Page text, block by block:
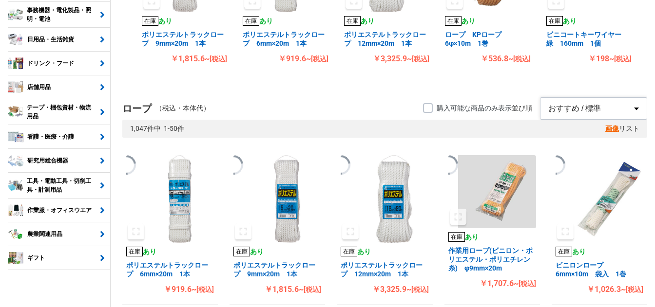
事務機器・電化製品・照
明・電池
日用品・生活雑貨
ドリンク・フード
店舗用品
テープ・梱包資材・物流
用品
看護・医療・介護
研究用総合機器
工具・電動工具・切削工
具・計測用品
作業服・オフィスウエア
農業関連用品
ギフト
在庫 あり
ポリエステルトラックロー
プ 9mm×20m 1本
￥1,815.6~[税込]
在庫 あり
ポリエステルトラックロー
プ 6mm×20m 1本
￥919.6~[税込]
在庫 あり
ポリエステルトラックロー
プ 12mm×20m 1本
￥3,325.9~[税込]
在庫 あり
ロープ KPロープ
6φ×10m 1巻
￥536.8~[税込]
在庫 あり
ビニコートキーワイヤー
緑 160mm 1個
￥198~[税込]
ロープ （税込・本体代） 購入可能な商品のみ表示並び順
1,047件中 1-50件 画像 リスト
在庫 あり
ポリエステルトラックロー
プ 6mm×20m 1本
￥919.6~[税込]
在庫 あり
ポリエステルトラックロー
プ 9mm×20m 1本
￥1,815.6~[税込]
在庫 あり
ポリエステルトラックロー
プ 12mm×20m 1本
￥3,325.9~[税込]
在庫 あり
作業用ロープ(ビニロン・ポ
リエステル・ポリエチレン
糸) φ9mm×20m
￥1,707.6~[税込]
在庫 あり
ビニロンロープ
6mm×10m 袋入 1巻
￥1,026.3~[税込]